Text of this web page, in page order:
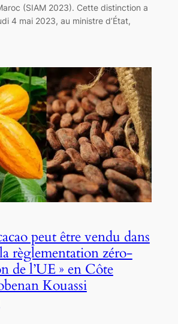
(SIAM 2023). Cette distinction a
4 mai 2023, au ministre d’État,
peut être vendu dans
règlementation zéro-
de l’UE » en Côte
Kouassi